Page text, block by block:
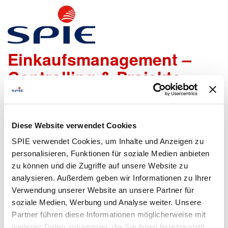
Diese Website verwendet Cookies
SPIE verwendet Cookies, um Inhalte und Anzeigen zu
personalisieren, Funktionen für soziale Medien anbieten
zu können und die Zugriffe auf unsere Website zu
analysieren. Außerdem geben wir Informationen zu Ihrer
Verwendung unserer Website an unsere Partner für
soziale Medien, Werbung und Analyse weiter. Unsere
Partner führen diese Informationen möglicherweise mit
Mitarbeiter
Einkaufsmanagement –
Controlling & Projekte
m/w/d
Wir freuen uns sehr, dass Du Dich bei uns bewerben
möchtest!
Um den Bewerbungsprozess für Dich so einfach wie
möglich zu gestalten, bieten wir Dir folgende Möglichkeiten
an, um Daten zu übermitteln:
Bewerbungsformular
Lebenslauf